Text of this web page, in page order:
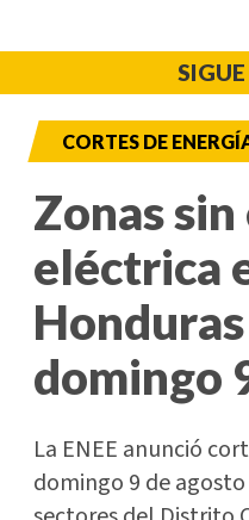
CORTES DE
Zonas
eléctrica
domingo
La ENEE anunció
domingo 9 de